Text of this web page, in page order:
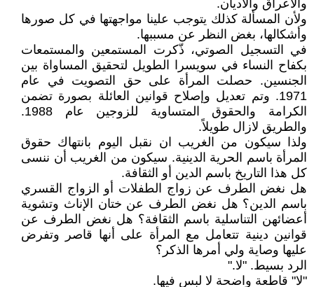
والأعراق والأديان.
ولأن المسألة كذلك يتوجب علينا مواجهتها في كل صورها
وأشكالها، بغض النظر عن مسببها.
في التسجيل الصوتي، ذّكرت المستمعين والمستمعات
بكفاح النساء في سويسرا الطويل لتحقيق المساواة بين
الجنسين. حصلت المرأة على حق التصويت في عام
1971. وتم تعديل وإصلاح قوانين العائلة بصورة تضمن
الكرامة والحقوق المتساوية للزوجين عام 1988.
والطريق لازال طويلاً.
ولذا سيكون من الغريب ان نقبل اليوم بانتهاك حقوق
المرأة باسم الحرية الدينية. سيكون من الغريب أن ننسى
كل هذا التاريخ باسم الدين أو الثقافة.
هل نغض الطرف عن زواج الطفلات أو الزواج القسري
باسم الدين؟ هل نغض الطرف عن ختان الإناث وتشوية
أعضائهن التناسلية باسم الثقافة؟ هل نغض الطرف عن
قوانين دينية تتعامل مع المرأة على أنها قاصر وتفرض
عليها وصاية ولي أمرها الذكر؟
الرد بسيط. "لا."
"لا" قاطعة واضحة لا لبس فيها.